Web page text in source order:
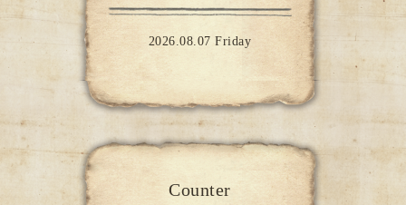
2026.08.07 Friday
Counter